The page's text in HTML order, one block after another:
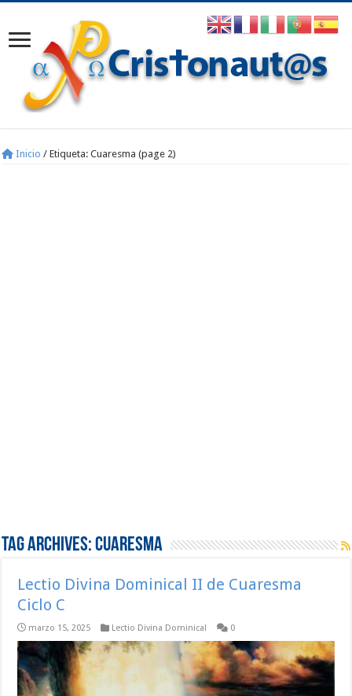
Inicio / Etiqueta:Cuaresma (page 2)
Tag Archives:Cuaresma
Lectio Divina Dominical II de Cuaresma
Ciclo C
marzo 15, 2025 Lectio Divina Dominical 0